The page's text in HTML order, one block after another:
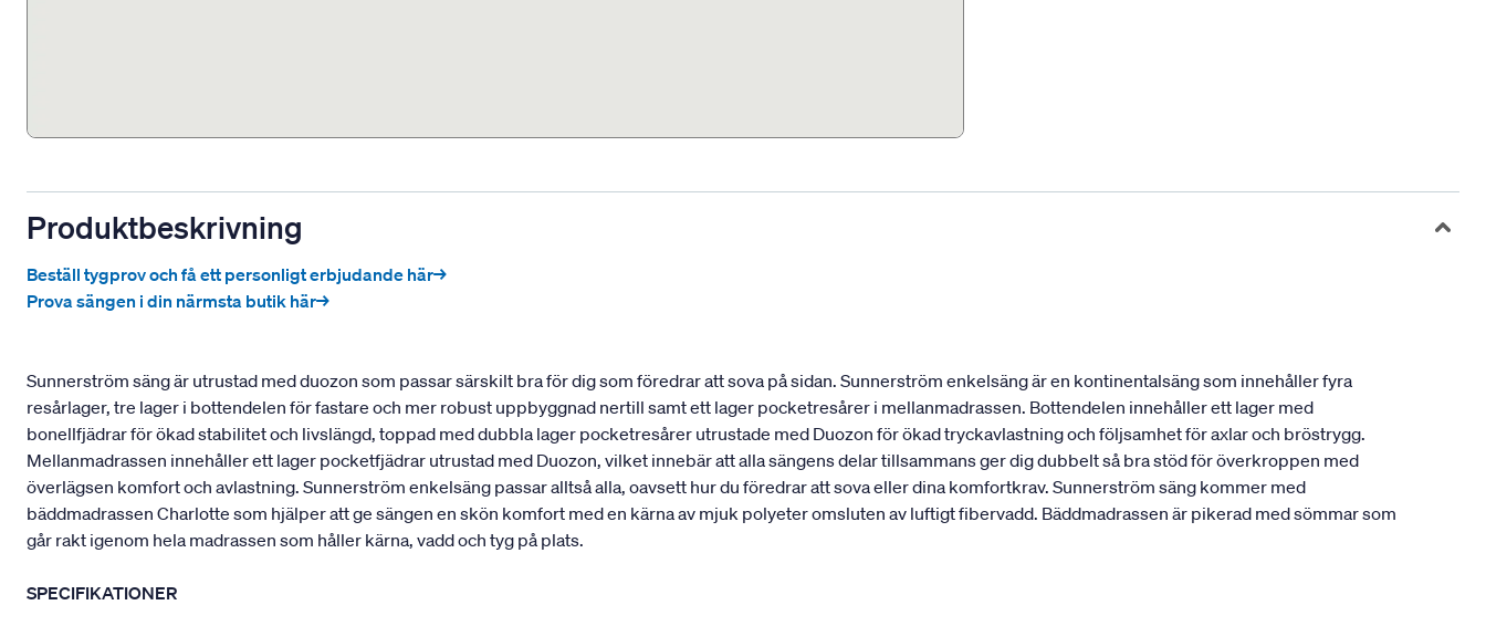
Produktbeskrivning
Beställ tygprov och få ett personligt erbjudande här→
Prova sängen i din närmsta butik här→
Sunnerström säng är utrustad med duozon som passar särskilt bra för dig som föredrar att sova på sidan. Sunnerström enkelsäng är en kontinentalsäng som innehåller fyra
resårlager, tre lager i bottendelen för fastare och mer robust uppbyggnad nertill samt ett lager pocketresårer i mellanmadrassen. Bottendelen innehåller ett lager med
bonellfjädrar för ökad stabilitet och livslängd, toppad med dubbla lager pocketresårer utrustade med Duozon för ökad tryckavlastning och följsamhet för axlar och bröstrygg.
Mellanmadrassen innehåller ett lager pocketfjädrar utrustad med Duozon, vilket innebär att alla sängens delar tillsammans ger dig dubbelt så bra stöd för överkroppen med
överlägsen komfort och avlastning. Sunnerström enkelsäng passar alltså alla, oavsett hur du föredrar att sova eller dina komfortkrav. Sunnerström säng kommer med
bäddmadrassen Charlotte som hjälper att ge sängen en skön komfort med en kärna av mjuk polyeter omsluten av luftigt fibervadd. Bäddmadrassen är pikerad med sömmar som
går rakt igenom hela madrassen som håller kärna, vadd och tyg på plats.
SPECIFIKATIONER